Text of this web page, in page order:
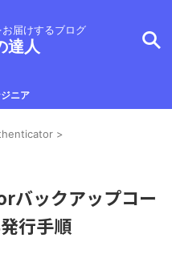
届けするブログ
達人
ニア
>
ックアップコー
行手順